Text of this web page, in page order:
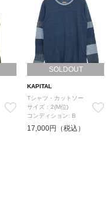
SOLDOUT
KAPITAL
Tシャツ・カットソー
サイズ：2(M位)
コンディション: B
17,000円（税込）